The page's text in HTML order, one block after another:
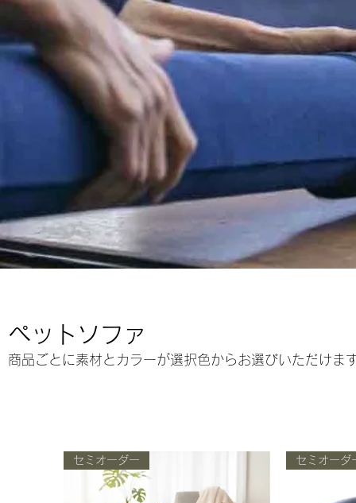
ペットソファ
商品ごとに素材とカラーが選択色からお選びいただけま
セミオーダー セミオーダ